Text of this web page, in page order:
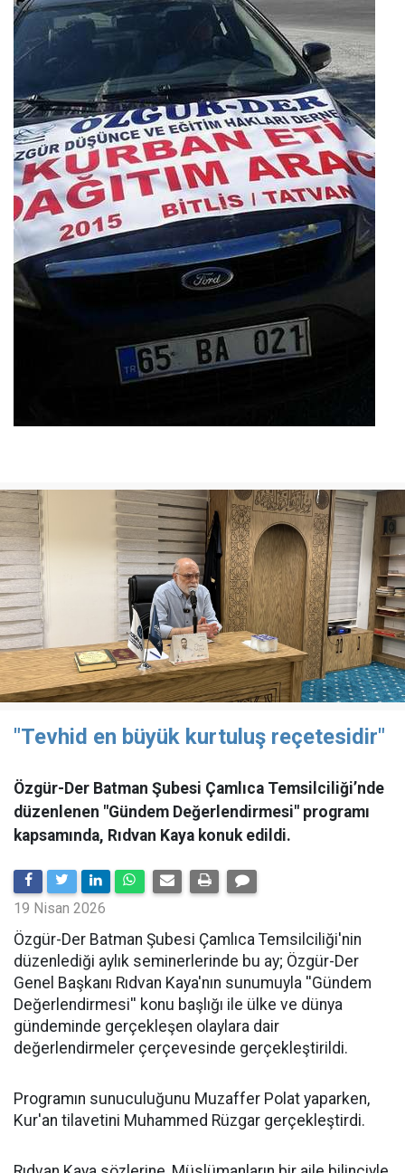
"Tevhid en büyük kurtuluş reçetesidir"
Özgür-Der Batman Şubesi Çamlıca Temsilciliği’nde
düzenlenen "Gündem Değerlendirmesi" programı
kapsamında, Rıdvan Kaya konuk edildi.
19 Nisan 2026
​Özgür-Der Batman Şubesi Çamlıca Temsilciliği'nin
düzenlediği aylık seminerlerinde bu ay; Özgür-Der
Genel Başkanı Rıdvan Kaya'nın sunumuyla ''Gündem
Değerlendirmesi'' konu başlığı ile ülke ve dünya
gündeminde gerçekleşen olaylara dair
değerlendirmeler çerçevesinde gerçekleştirildi.
Programın sunuculuğunu Muzaffer Polat yaparken,
Kur'an tilavetini Muhammed Rüzgar gerçekleştirdi.